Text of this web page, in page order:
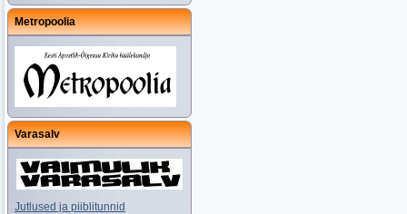
Metropoolia
Varasalv
Jutlused ja piiblitunnid